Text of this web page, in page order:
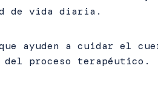
de vida diaria.
ayuden a cuidar el
proceso terapéutico.